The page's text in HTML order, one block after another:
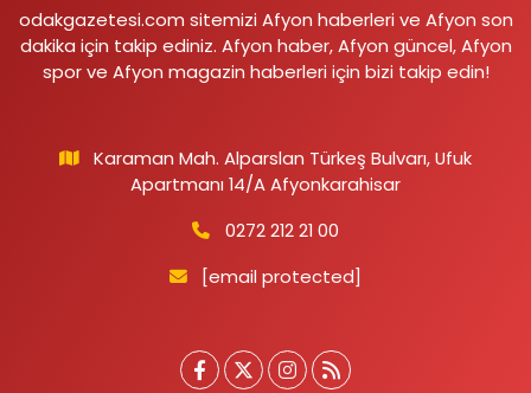
odakgazetesi.com sitemizi Afyon haberleri ve Afyon son
dakika için takip ediniz. Afyon haber, Afyon güncel, Afyon
spor ve Afyon magazin haberleri için bizi takip edin!
Karaman Mah. Alparslan Türkeş Bulvarı, Ufuk
Apartmanı 14/A Afyonkarahisar
0272 212 21 00
[email protected]